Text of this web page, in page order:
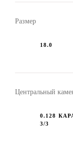
Размер
18.0
Центральный
0.128
3/3